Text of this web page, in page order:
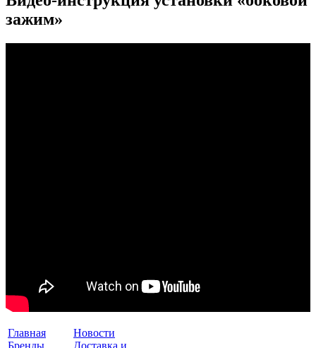
зажим»
Главная
Новости